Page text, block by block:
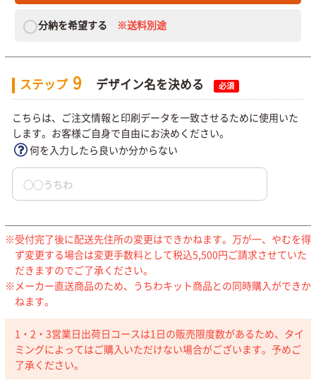
分納を希望する ※送料別途
ステップ 9 デザイン名を決める 必須
こちらは、ご注文情報と印刷データを一致させるために使用いた
します。お客様ご自身で自由にお決めください。
何を入力したら良いか分からない
受付完了後に配送先住所の変更はできかねます。万が一、やむを得
ず変更する場合は変更手数料として税込5,500円ご請求させていた
だきますのでご了承ください。
メーカー直送商品のため、うちわキット商品との同時購入ができか
ねます。
1・2・3営業日出荷日コースは1日の販売限度数があるため、タイ
ミングによってはご購入いただけない場合がございます。予めご
了承ください。